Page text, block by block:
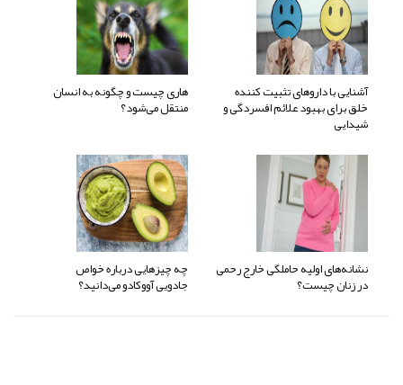
آشنایی با داروهای تثبیت کننده
خلق برای بهبود علائم افسردگی و
شیدایی
هاری چیست و چگونه به انسان
منتقل می‌شود؟
نشانه‌های اولیه حاملگی خارج رحمی
در زنان چیست؟
چه چیزهایی درباره خواص
جادویی آووکادو می‌دانید؟